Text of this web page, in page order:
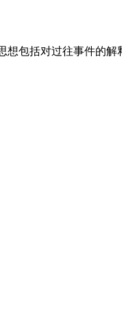
包括对过往事件的